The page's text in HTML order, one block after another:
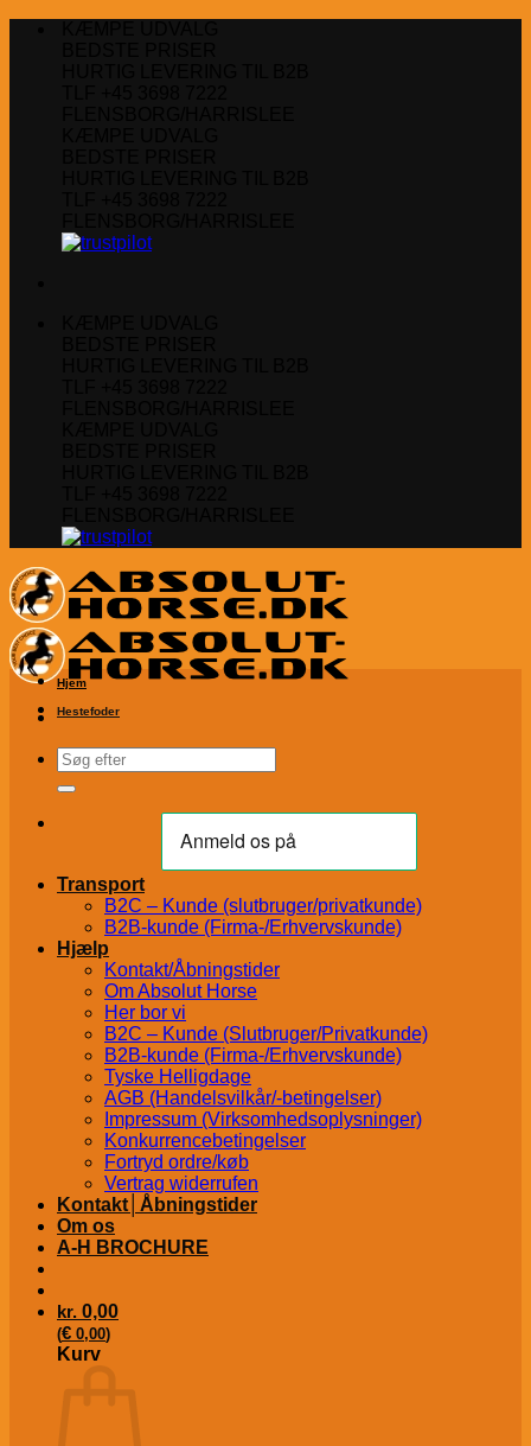
Søg
efter:
Transport
B2C – Kunde (slutbruger/privatkunde)
B2B-kunde (Firma-/Erhvervskunde)
Hjælp
Kontakt/Åbningstider
Om Absolut Horse
Her bor vi
B2C – Kunde (Slutbruger/Privatkunde)
B2B-kunde (Firma-/Erhvervskunde)
Tyske Helligdage
AGB (Handelsvilkår/-betingelser)
Impressum (Virksomhedsoplysninger)
Konkurrencebetingelser
Fortryd ordre/køb
Vertrag widerrufen
Kontakt│Åbningstider
Om os
A-H BROCHURE
kr. 0,00
(€ 0,00)
Kurv
Hjem
Hestefoder